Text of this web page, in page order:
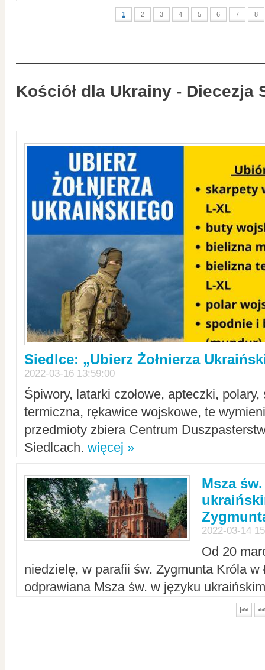
1 2 3 4 5 6 7 8
Kościół dla Ukrainy - Diecezja
Siedlce: „Ubierz Żołnierza
2022-03-16 13:59:00
Śpiwory, latarki czołowe, apteczki,
termiczna, rękawice wojskowe, te
przedmioty zbiera Centrum
Siedlcach. więcej »
Msza
2022-03-14
Od 20
niedzielę, w parafii św. Zygmunta Króla w
odprawiana Msza św. w języku
|<< <<